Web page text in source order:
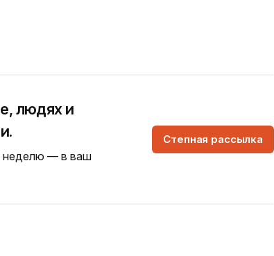
людях и
неделю — в ваш
Степная рассылка